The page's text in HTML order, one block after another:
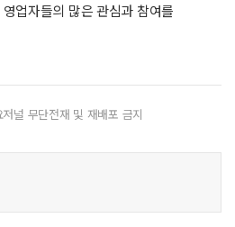
업자들의 많은 관심과 참여를
널 무단전재 및 재배포 금지